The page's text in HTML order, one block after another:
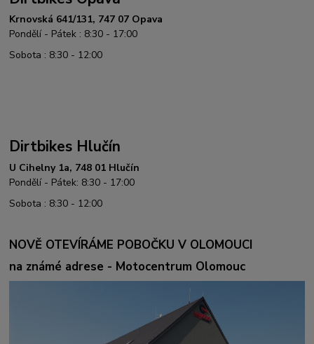
Krnovská 641/131, 747 07 Opava
Pondělí - Pátek : 8:30 - 17:00
Sobota : 8:30 - 12:00
Dirtbikes Hlučín
U Cihelny 1a, 748 01 Hlučín
Pondělí - Pátek: 8:30 - 17:00
Sobota : 8:30 - 12:00
NOVĚ OTEVÍRÁME POBOČKU V OLOMOUCI
na známé adrese - Motocentrum Olomouc